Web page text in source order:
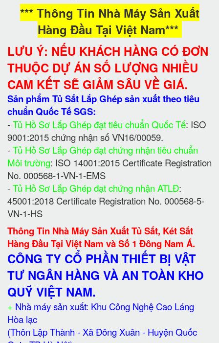
*** Thông Tin Nhà Máy Sản Xuất
Hàng Đầu Tại Việt Nam***
LƯU Ý: NẾU KHÁCH HÀNG CÓ ĐƠN
THUỘC DỰ ÁN SỐ LƯỢNG NHIỀU
CAM KẾT SẼ GIẢM SÂU VỀ GIÁ.
Sản phẩm Tủ Sắt Lắp Ghép sản xuất theo tiêu
chuẩn Quốc Tế SGS:
-Tủ Hồ Sơ Lắp Ghép đạt tiêu chuẩn Quốc Tế: ISO
9001:2015 chứng nhận số VN16/00059.
-Tủ Hồ Sơ Lắp Ghép đạt chứng nhận tiêu chuẩn
Môi trường: ISO 14001:2015 Certificate Registration
No. 000568-1-VN-1-EMS
-Tủ Hồ Sơ Lắp Ghép đạt chứng nhận ATLĐ:
45001:2018 Certificate Registration No. 000568-5-
VN-1-HS
Thông Tin Nhà Máy Sản Xuất Tủ Sắt, Két Sắt
Hàng Đầu Tại Việt Nam và Số 1 Đông Nam Á.
CÔNG TY CỔ PHẦN THIẾT BỊ VẬT
TƯ NGÂN HÀNG VÀ AN TOÀN KHO
QUỸ VIỆT NAM.
+ Nhà máy sản xuất: Khu Công Nghệ Cao Láng
Hòa lạc
(Thôn Lập Thành - Xã Đông Xuân - Huyện Quốc